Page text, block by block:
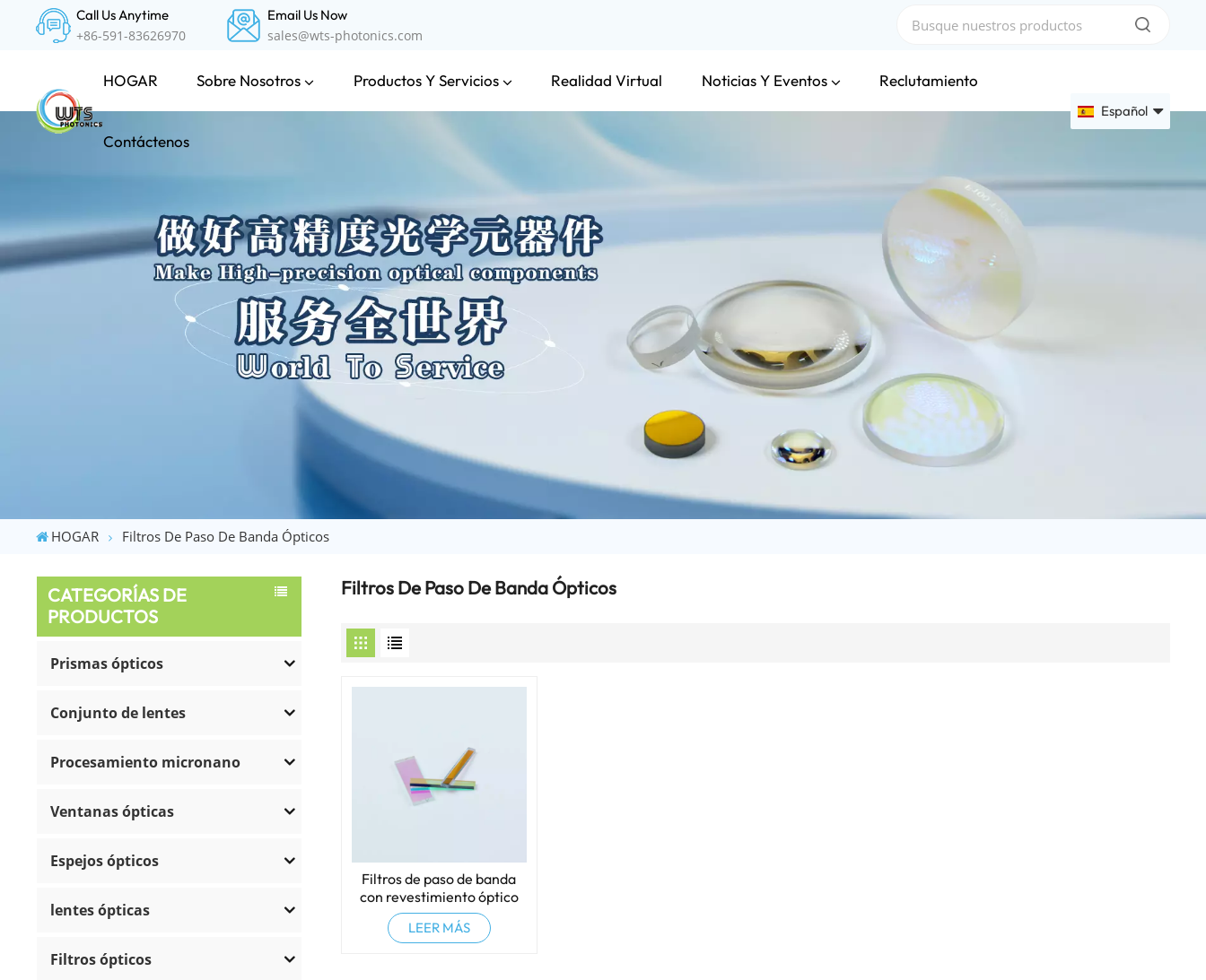
Call Us Anytime
+86-591-83626970
Email Us Now
sales@wts-photonics.com
HOGAR Sobre Nosotros Productos Y Servicios Realidad Virtual Noticias Y Eventos Reclutamiento
Contáctenos
Español
English
Français
HOGAR Filtros De Paso De Banda Ópticos
CATEGORÍAS DE
PRODUCTOS
Prismas ópticos
Conjunto de lentes
Procesamiento micronano
Ventanas ópticas
Espejos ópticos
lentes ópticas
Filtros ópticos
Filtros De Paso De Banda Ópticos
Filtros de paso de banda
con revestimiento óptico
LEER MÁS